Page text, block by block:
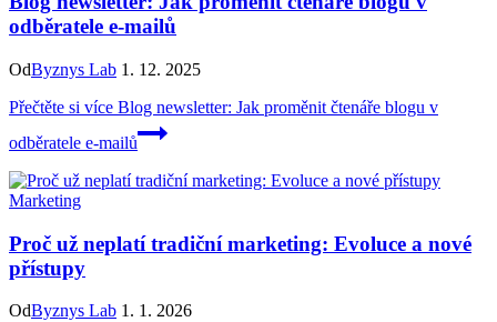
odběratele e-mailů
OdByznys Lab 1. 12. 2025
Přečtěte si více Blog newsletter: Jak proměnit čtenáře blogu v
odběratele e-mailů
Marketing
Proč už neplatí tradiční marketing: Evoluce a nové
přístupy
OdByznys Lab 1. 1. 2026